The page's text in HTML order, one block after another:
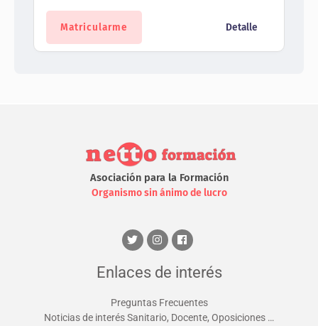
Matricularme Detalle
Asociación para la Formación
Organismo sin ánimo de lucro
Enlaces de interés
Preguntas Frecuentes
Noticias de interés Sanitario, Docente, Oposiciones …